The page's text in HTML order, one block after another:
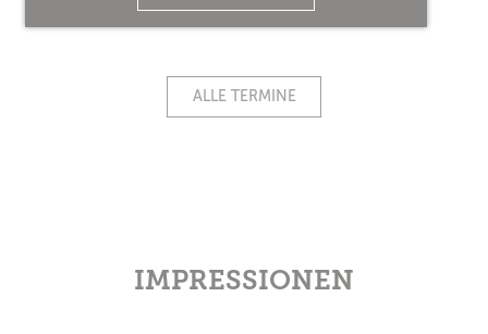
ALLE TERMINE
IMPRESSIONEN